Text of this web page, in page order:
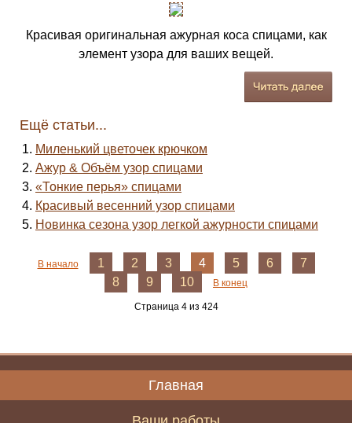
Красивая оригинальная ажурная коса спицами, как
элемент узора для ваших вещей.
Ещё статьи...
Миленький цветочек крючком
Ажур & Объём узор спицами
«Тонкие перья» спицами
Красивый весенний узор спицами
Новинка сезона узор легкой ажурности спицами
В начало 1 2 3 4 5 6
7
8
9 10 В конец
Страница 4 из 424
Главная